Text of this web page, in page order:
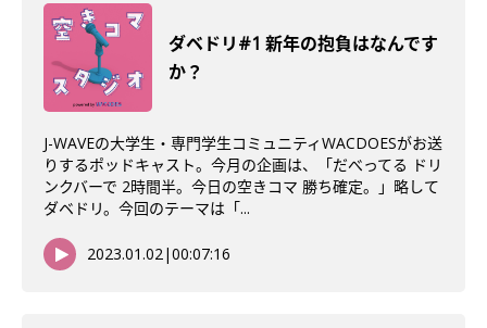
ダベドリ#1 新年の抱負はなんです
か？
J-WAVEの大学生・専門学生コミュニティWACDOESがお送
りするポッドキャスト。今月の企画は、「だべってる ドリ
ンクバーで 2時間半。今日の空きコマ 勝ち確定。」略して
ダベドリ。今回のテーマは「...
2023.01.02|00:07:16